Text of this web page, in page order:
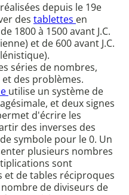
depuis le 19e
des tablettes en
1800 à 1500 avant J.C.
et de 600 avant J.C.
séries de nombres,
des problèmes.
utilise un système de
et deux signes
d'écrire les
des inverses des
symbole pour le 0. Un
plusieurs nombres
sont
et de tables réciproques
de diviseurs de